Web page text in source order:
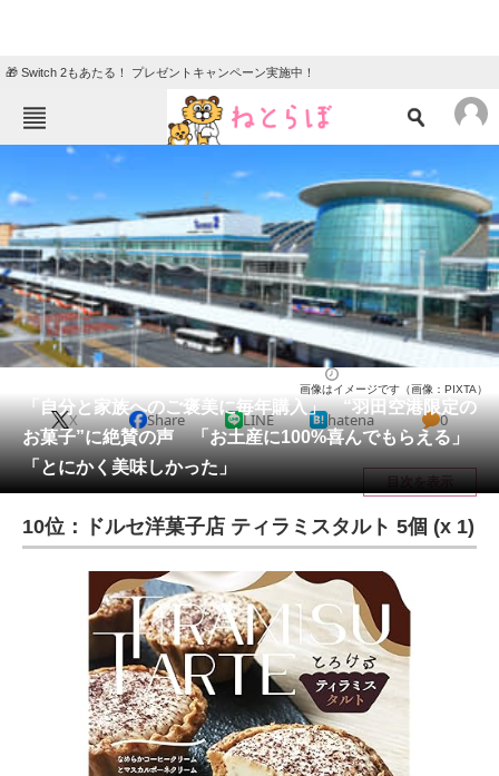
🎁 Switch 2もあたる！ プレゼントキャンペーン実施中！
ねとらぼメニュー
ニュース
エンタメ クイズ
グルメ 地域
住まい 教育・育児
動物 リサーチ
会員記事
メディア
注目記事を集めた総合ページ
ITの今と未来を見通す
スマホと通信の最新トレンド
進化するPCとデバイスの未来
好きが集まる 比べて選べる
ビジネスと働き方のヒント
「自分と家族へのご褒美に毎年購入」 “羽田空港限定の
お菓子”に絶賛の声 「お土産に100%喜んでもらえる」
「とにかく美味しかった」
画像はイメージです（画像：PIXTA）
X Share LINE hatena 0
目次を表示
10位：ドルセ洋菓子店 ティラミスタルト 5個 (x 1)